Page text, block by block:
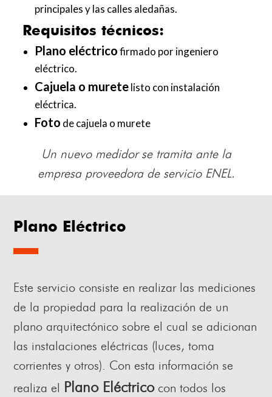
principales y las calles aledañas.
Requisitos técnicos:
Plano eléctricofirmado por ingeniero
eléctrico.
Cajuela o muretelisto con instalación
eléctrica.
Foto de cajuela o murete
Un nuevo medidor se tramita ante la
empresa proveedora de servicio ENEL.
Plano Eléctrico
Este servicio consiste en realizar las mediciones
de la propiedad para la realización de un
plano arquitectónico sobre el cual se adicionan
las instalaciones eléctricas (luces, toma
corrientes y otros). Con esta información se
realiza el Plano Eléctricocon todos los